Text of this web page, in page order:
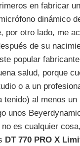
en fabricar
dinámico
por otro lado, me
de su
popular
salud, porque
o a un
tenido) al menos
unos
es cualquier
DT 770 PRO X